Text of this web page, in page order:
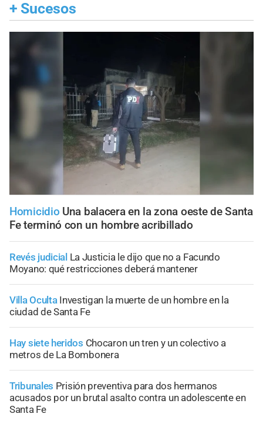
+ Sucesos
Homicidio Una balacera en la zona oeste de Santa
Fe terminó con un hombre acribillado
Revés judicial La Justicia le dijo que no a Facundo
Moyano: qué restricciones deberá mantener
Villa Oculta Investigan la muerte de un hombre en la
ciudad de Santa Fe
Hay siete heridos Chocaron un tren y un colectivo a
metros de La Bombonera
Tribunales Prisión preventiva para dos hermanos
acusados por un brutal asalto contra un adolescente en
Santa Fe